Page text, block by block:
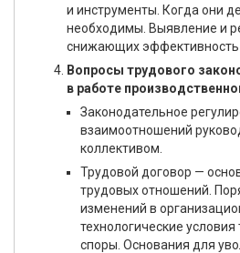
и инструменты. Когда они
необходимы. Выявление и
снижающих эффективность
Вопросы трудового
в работе
Законодательное
взаимоотношений
коллективом.
Трудовой договор —
трудовых отношений.
изменений в
технологические
споры. Основания для